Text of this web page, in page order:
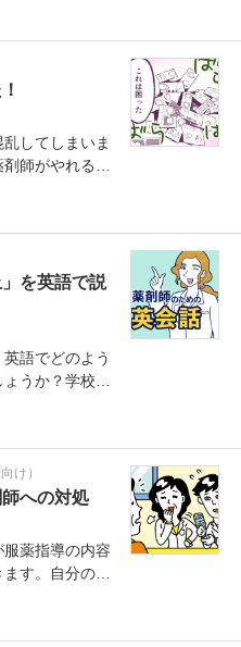
してしまいま
師がやれるこ
を英語で説
語でどのよう
うか？学校で
け）
への対処
服薬指導の内容
す。自分の服